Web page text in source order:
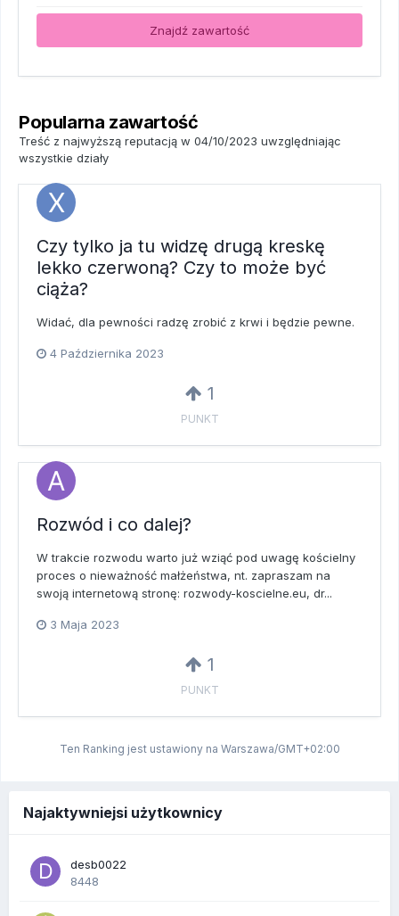
Znajdź zawartość
Popularna zawartość
Treść z najwyższą reputacją w 04/10/2023 uwzględniając
wszystkie działy
Czy tylko ja tu widzę drugą kreskę
lekko czerwoną? Czy to może być
ciąża?
Widać, dla pewności radzę zrobić z krwi i będzie pewne.
4 Października 2023
1
PUNKT
Rozwód i co dalej?
W trakcie rozwodu warto już wziąć pod uwagę kościelny
proces o nieważność małżeństwa, nt. zapraszam na
swoją internetową stronę: rozwody-koscielne.eu, dr...
3 Maja 2023
1
PUNKT
Ten Ranking jest ustawiony na Warszawa/GMT+02:00
Najaktywniejsi użytkownicy
desb0022
8448